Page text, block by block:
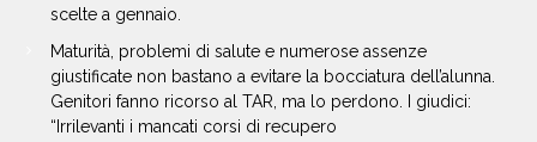
scelte a gennaio.
Maturità, problemi di salute e numerose assenze
giustificate non bastano a evitare la bocciatura dell’alunna.
Genitori fanno ricorso al TAR, ma lo perdono. I giudici:
“Irrilevanti i mancati corsi di recupero